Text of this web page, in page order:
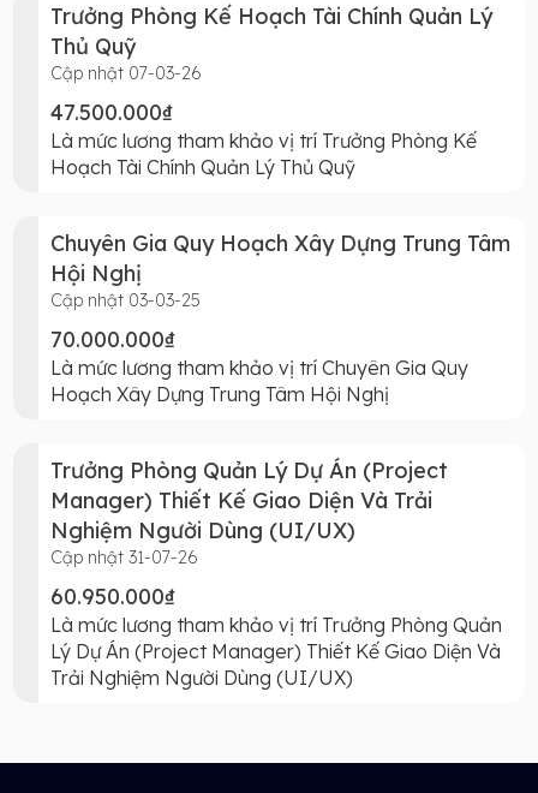
Trưởng Phòng Kế Hoạch Tài Chính Quản Lý
Thủ Quỹ
Cập nhật 07-03-26
47.500.000₫
Là mức lương tham khảo vị trí Trưởng Phòng Kế
Hoạch Tài Chính Quản Lý Thủ Quỹ
Chuyên Gia Quy Hoạch Xây Dựng Trung Tâm
Hội Nghị
Cập nhật 03-03-25
70.000.000₫
Là mức lương tham khảo vị trí Chuyên Gia Quy
Hoạch Xây Dựng Trung Tâm Hội Nghị
Trưởng Phòng Quản Lý Dự Án (Project
Manager) Thiết Kế Giao Diện Và Trải
Nghiệm Người Dùng (UI/UX)
Cập nhật 31-07-26
60.950.000₫
Là mức lương tham khảo vị trí Trưởng Phòng Quản
Lý Dự Án (Project Manager) Thiết Kế Giao Diện Và
Trải Nghiệm Người Dùng (UI/UX)